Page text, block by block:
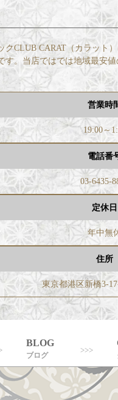
クCLUB CARAT（カラット
す。当店ではでは地域最安
営業時
19:00～
電話番
03-6435-
定休日
年中無
住所
東京都港区新橋3-
BLOG
ブログ